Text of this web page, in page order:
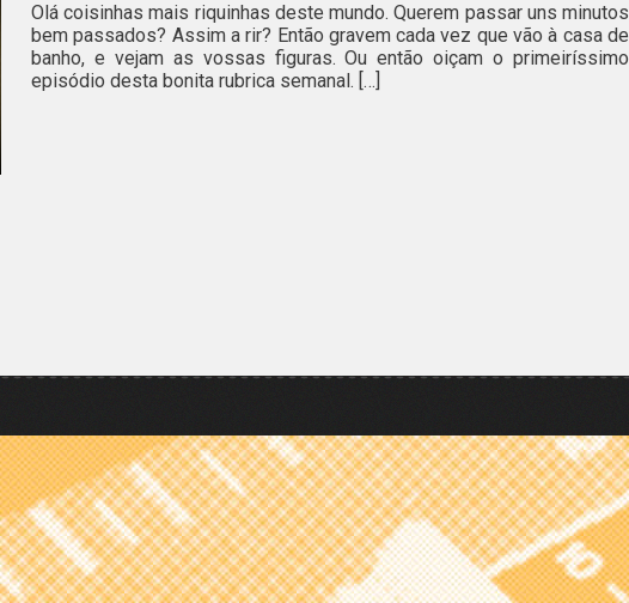
Olá coisinhas mais riquinhas deste mundo. Querem passar uns minutos
bem passados? Assim a rir? Então gravem cada vez que vão à casa de
banho, e vejam as vossas figuras. Ou então oiçam o primeiríssimo
episódio desta bonita rubrica semanal. […]